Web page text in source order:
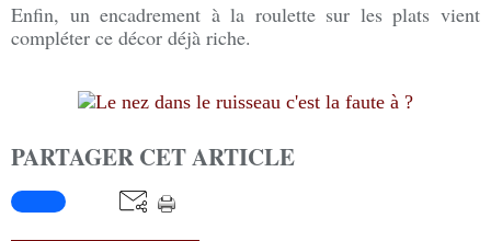
Enfin, un encadrement à la roulette sur les plats vient
compléter ce décor déjà riche.
PARTAGER CET ARTICLE